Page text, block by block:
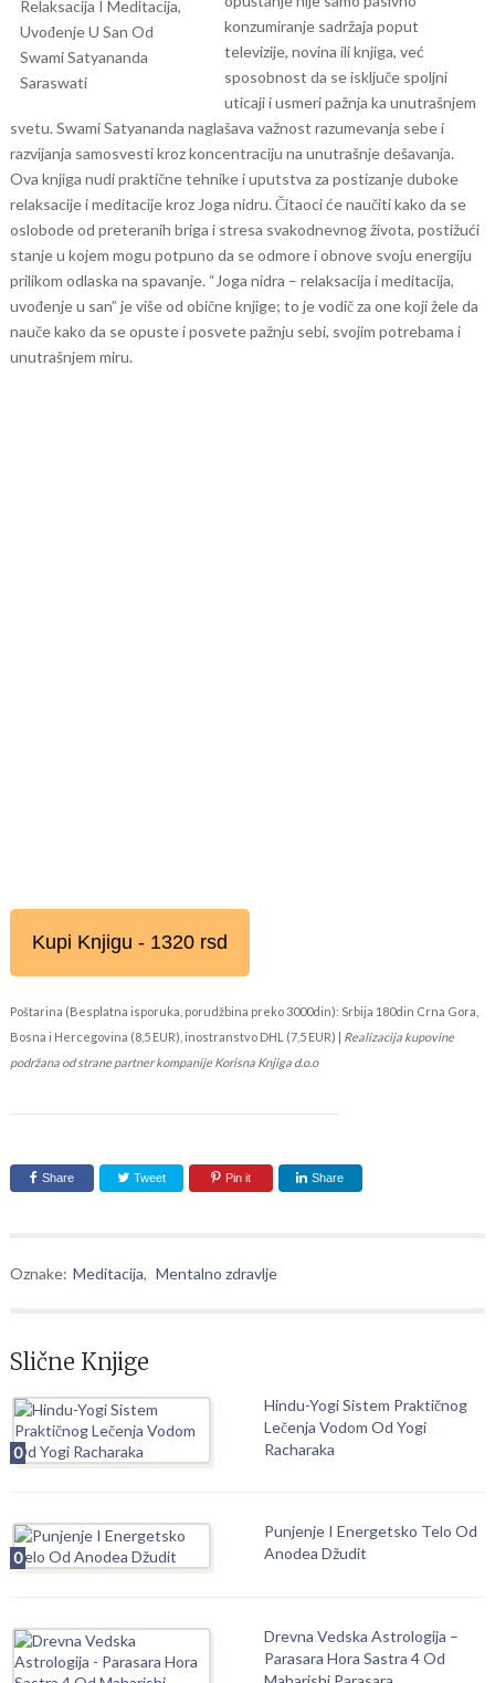
konzumiranje sadržaja poput
televizije, novina ili knjiga, već
sposobnost da se isključe spoljni
uticaji i usmeri pažnja ka unutrašnjem
svetu. Swami Satyananda naglašava važnost razumevanja sebe i
razvijanja samosvesti kroz koncentraciju na unutrašnje dešavanja.
Ova knjiga nudi praktične tehnike i uputstva za postizanje duboke
relaksacije i meditacije kroz Joga nidru. Čitaoci će naučiti kako da se
oslobode od preteranih briga i stresa svakodnevnog života, postižući
stanje u kojem mogu potpuno da se odmore i obnove svoju energiju
prilikom odlaska na spavanje. “Joga nidra – relaksacija i meditacija,
uvođenje u san” je više od obične knjige; to je vodič za one koji žele da
nauče kako da se opuste i posvete pažnju sebi, svojim potrebama i
unutrašnjem miru.
Kupi Knjigu - 1320 rsd
Poštarina (Besplatna isporuka, porudžbina preko 3000din): Srbija 180din Crna Gora,
Bosna i Hercegovina (8,5 EUR), inostranstvo DHL (7,5 EUR) | Realizacija kupovine
podržana od strane partner kompanije Korisna Knjiga d.o.o
Share Tweet Pin it Share
Oznake: Meditacija, Mentalno zdravlje
Slične Knjige
0
Hindu-Yogi Sistem Praktičnog
Lečenja Vodom Od Yogi
Racharaka
0
Punjenje I Energetsko Telo Od
Anodea Džudit
Drevna Vedska Astrologija –
Parasara Hora Sastra 4 Od